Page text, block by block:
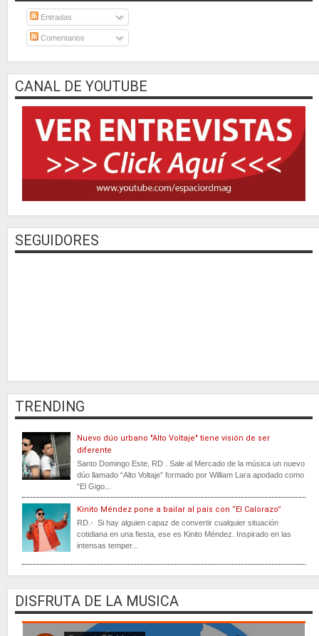
Entradas
Comentarios
CANAL DE YOUTUBE
SEGUIDORES
TRENDING
Nuevo dúo urbano "Alto Voltaje" tiene visión de ser
diferente
Santo Domingo Este, RD . Sale al Mercado de la música un nuevo
dúo llamado “Alto Voltaje” formado por William Lara apodado como
“El Gigo...
Kinito Méndez pone a bailar al país con “El Calorazo”
RD.- Si hay alguien capaz de convertir cualquier situación
cotidiana en una fiesta, ese es Kinito Méndez. Inspirado en las
intensas temper...
DISFRUTA DE LA MUSICA